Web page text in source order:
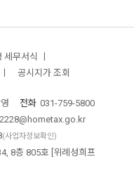
세무서식 ㅣ
공시지가 조회
전화 031-759-5800
(사업자정보확인)
8층 805호 [위례성희프